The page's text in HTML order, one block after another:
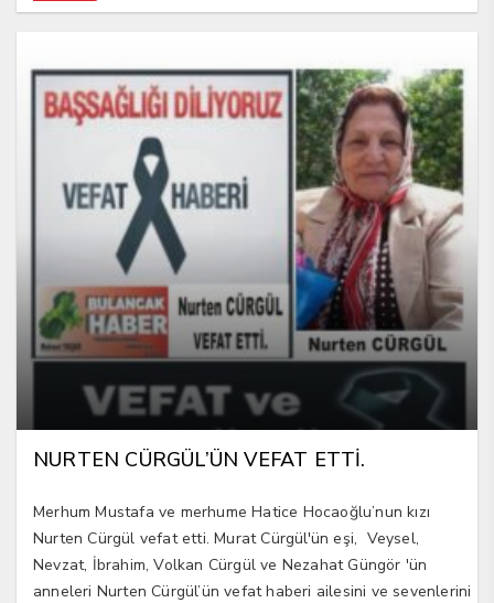
NURTEN CÜRGÜL’ÜN VEFAT ETTİ.
Merhum Mustafa ve merhume Hatice Hocaoğlu’nun kızı
Nurten Cürgül vefat etti. Murat Cürgül'ün eşi, Veysel,
Nevzat, İbrahim, Volkan Cürgül ve Nezahat Güngör 'ün
anneleri Nurten Cürgül’ün vefat haberi ailesini ve sevenlerini